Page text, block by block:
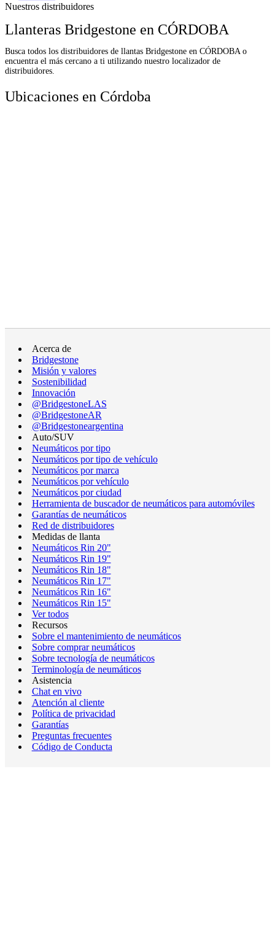
Nuestros distribuidores
Llanteras Bridgestone en CÓRDOBA
Busca todos los distribuidores de llantas Bridgestone en CÓRDOBA o
encuentra el más cercano a ti utilizando nuestro localizador de
distribuidores.
Ubicaciones en Córdoba
Acerca de
Bridgestone
Misión y valores
Sostenibilidad
Innovación
@BridgestoneLAS
@BridgestoneAR
@Bridgestoneargentina
Auto/SUV
Neumáticos por tipo
Neumáticos por tipo de vehículo
Neumáticos por marca
Neumáticos por vehículo
Neumáticos por ciudad
Herramienta de buscador de neumáticos para automóviles
Garantías de neumáticos
Red de distribuidores
Medidas de llanta
Neumáticos Rin 20"
Neumáticos Rin 19"
Neumáticos Rin 18"
Neumáticos Rin 17"
Neumáticos Rin 16"
Neumáticos Rin 15"
Ver todos
Recursos
Sobre el mantenimiento de neumáticos
Sobre comprar neumáticos
Sobre tecnología de neumáticos
Terminología de neumáticos
Asistencia
Chat en vivo
Atención al cliente
Política de privacidad
Garantías
Preguntas frecuentes
Código de Conducta